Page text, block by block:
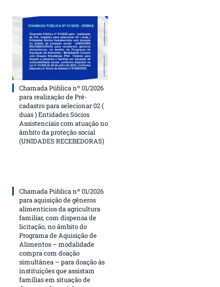
Chamada Pública nº 01/2026
para realização de Pré-
cadastro para selecionar 02 (
duas ) Entidades Sócios
Assistenciais com atuação no
âmbito da proteção social
(UNIDADES RECEBEDORAS)
Chamada Pública nº 01/2026
para aquisição de gêneros
alimentícios da agricultura
familiar, com dispensa de
licitação, no âmbito do
Programa de Aquisição de
Alimentos – modalidade
compra com doação
simultânea – para doação às
instituições que assistam
famílias em situação de